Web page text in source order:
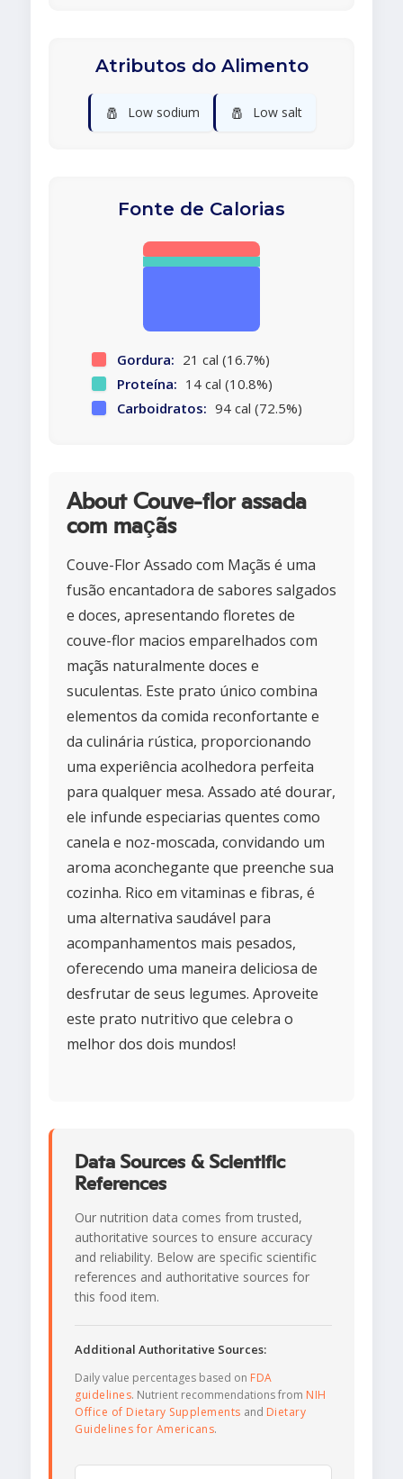
Atributos do Alimento
🧂 Low sodium 🧂 Low salt
Fonte de Calorias
Gordura: 21 cal (16.7%)
Proteína: 14 cal (10.8%)
Carboidratos: 94 cal (72.5%)
About Couve-flor assada
com maçãs
Couve-Flor Assado com Maçãs é uma
fusão encantadora de sabores salgados
e doces, apresentando floretes de
couve-flor macios emparelhados com
maçãs naturalmente doces e
suculentas. Este prato único combina
elementos da comida reconfortante e
da culinária rústica, proporcionando
uma experiência acolhedora perfeita
para qualquer mesa. Assado até dourar,
ele infunde especiarias quentes como
canela e noz-moscada, convidando um
aroma aconchegante que preenche sua
cozinha. Rico em vitaminas e fibras, é
uma alternativa saudável para
acompanhamentos mais pesados,
oferecendo uma maneira deliciosa de
desfrutar de seus legumes. Aproveite
este prato nutritivo que celebra o
melhor dos dois mundos!
Data Sources & Scientific
References
Our nutrition data comes from trusted,
authoritative sources to ensure accuracy
and reliability. Below are specific scientific
references and authoritative sources for
this food item.
Additional Authoritative Sources:
Daily value percentages based on FDA
guidelines. Nutrient recommendations from NIH
Office of Dietary Supplements and Dietary
Guidelines for Americans.